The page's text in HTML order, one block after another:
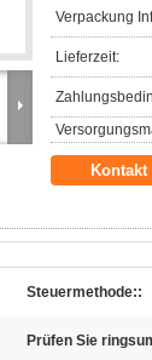
Verpackung
Lieferzeit:
Kontakt
Steuermethode::
Prüfen Sie